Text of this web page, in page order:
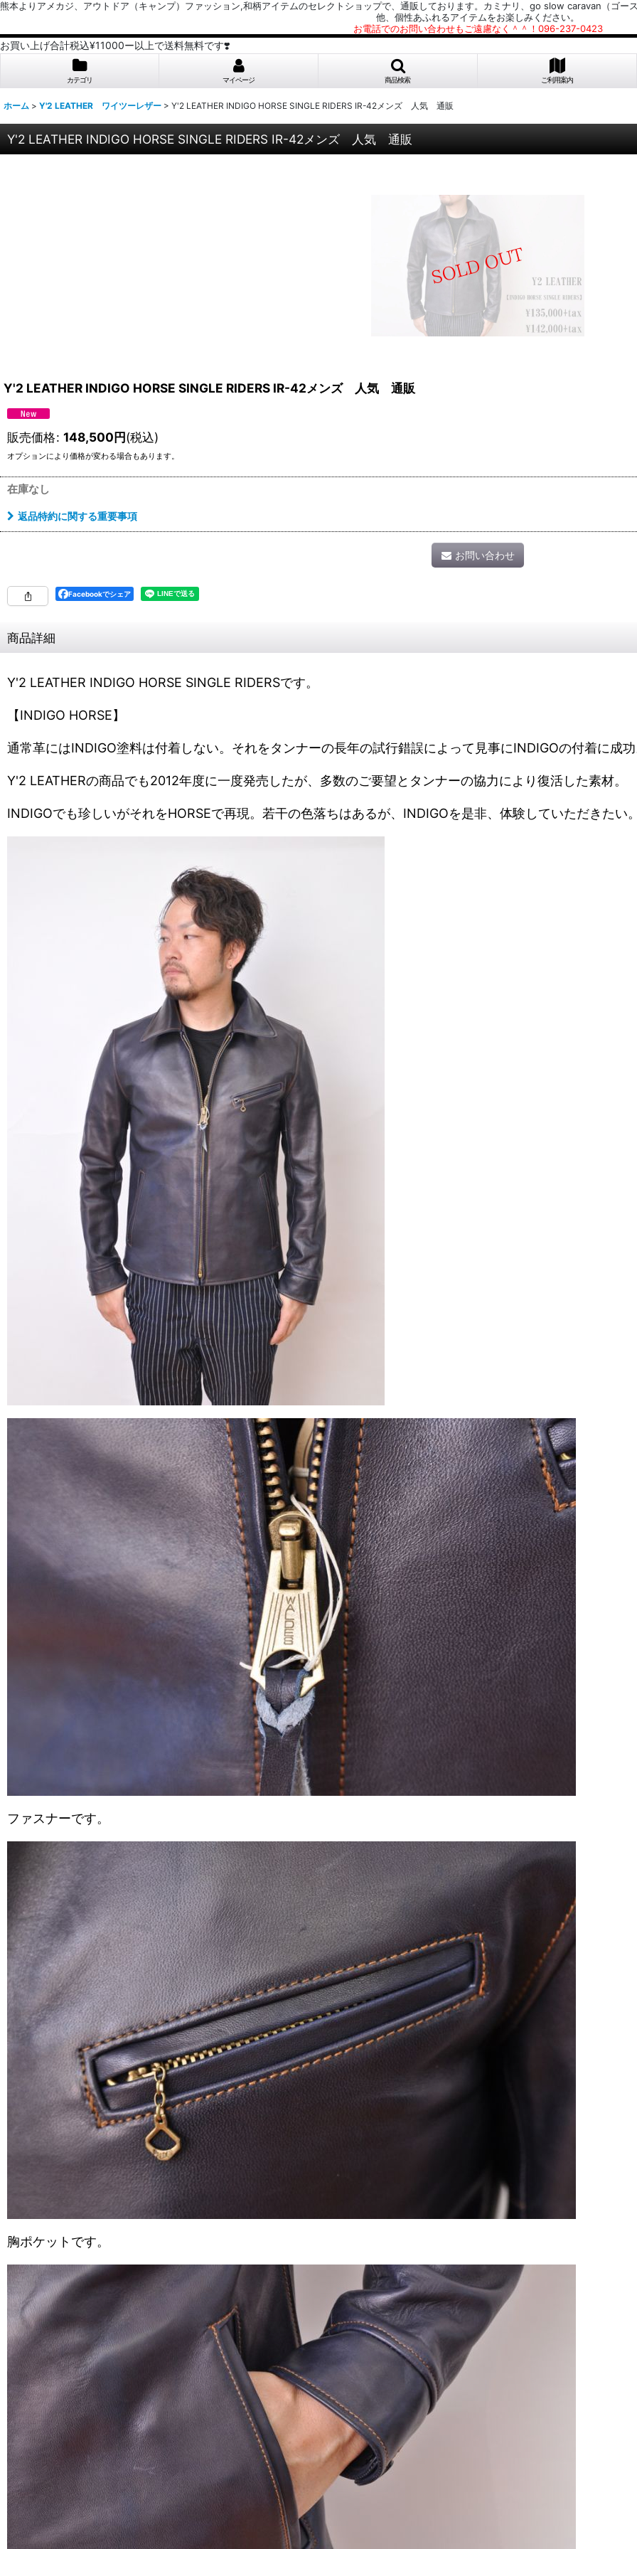
熊本よりアメカジ、アウトドア（キャンプ）ファッション,和柄アイテムのセレクトショップで、通販しております。カミナリ、go slow caravan（ゴー
他、個性あふれるアイテムをお楽しみください。
お電話でのお問い合わせもご遠慮なく＾＾！096-237-0423
お買い上げ合計税込¥11000ー以上で送料無料です❣️
カテゴリ マイページ 商品検索 ご利用案内
ホーム > Y'2 LEATHER ワイツーレザー > Y'2 LEATHER INDIGO HORSE SINGLE RIDERS IR-42メンズ 人気 通販
Y'2 LEATHER INDIGO HORSE SINGLE RIDERS IR-42メンズ 人気 通販
Y'2 LEATHER INDIGO HORSE SINGLE RIDERS IR-42メンズ 人気 通販
販売価格: 148,500円(税込)
オプションにより価格が変わる場合もあります。
在庫なし
返品特約に関する重要事項
お問い合わせ
Facebookでシェア
商品詳細
Y'2 LEATHER INDIGO HORSE SINGLE RIDERSです。
【INDIGO HORSE】
通常革にはINDIGO塗料は付着しない。それをタンナーの長年の試行錯誤によって見事にINDIGOの付着に成
Y'2 LEATHERの商品でも2012年度に一度発売したが、多数のご要望とタンナーの協力により復活した素材。
INDIGOでも珍しいがそれをHORSEで再現。若干の色落ちはあるが、INDIGOを是非、体験していただきたい
ファスナーです。
胸ポケットです。